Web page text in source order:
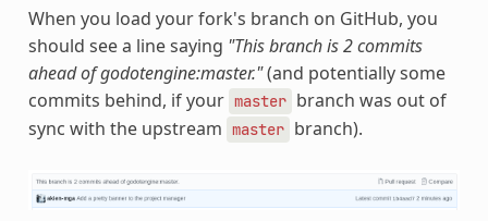
When you load your fork's branch on GitHub, you
should see a line saying "This branch is 2 commits
ahead of godotengine:master."(and potentially some
commits behind, if your master branch was out of
sync with the upstream master branch).